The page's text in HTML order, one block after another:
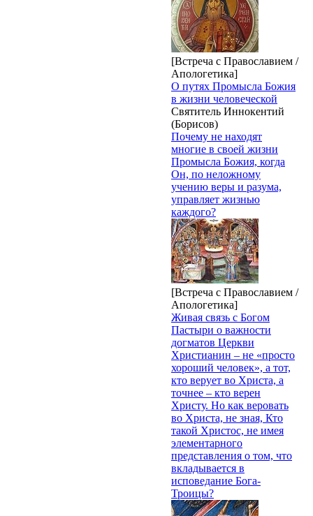
[Встреча с Православием /
Апологетика]
О путях Промысла Божия
в жизни человеческой
Святитель Иннокентий
(Борисов)
Почему не находят
многие в своей жизни
Промысла Божия, когда
Он, по неложному
учению веры и разума,
управляет жизнью
каждого?
[Встреча с Православием /
Апологетика]
Живая связь с Богом
Пастыри о важности
догматов Церкви
Христианин – не «просто
хороший человек», а тот,
кто верует во Христа, а
точнее – кто верен
Христу. Но как веровать
во Христа, не зная, Кто
такой Христос, не имея
элементарного
представления о том, что
вкладывается в
исповедание Бога-
Троицы?